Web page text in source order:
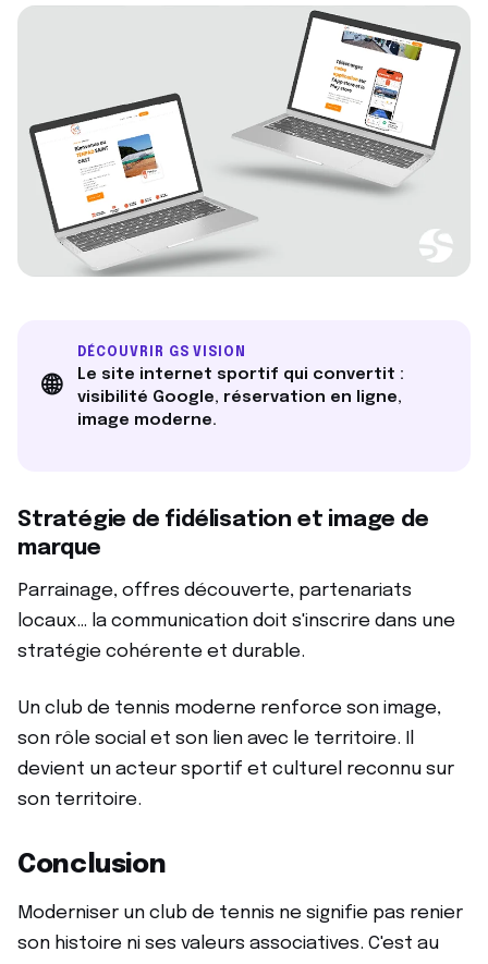
🌐
DÉCOUVRIR GS VISION
Le site internet sportif qui convertit :
visibilité Google, réservation en ligne,
image moderne.
Stratégie de fidélisation et image de
marque
Parrainage, offres découverte, partenariats
locaux… la communication doit s'inscrire dans une
stratégie cohérente et durable.
Un club de tennis moderne renforce son image,
son rôle social et son lien avec le territoire. Il
devient un acteur sportif et culturel reconnu sur
son territoire.
Conclusion
Moderniser un club de tennis ne signifie pas renier
son histoire ni ses valeurs associatives. C'est au